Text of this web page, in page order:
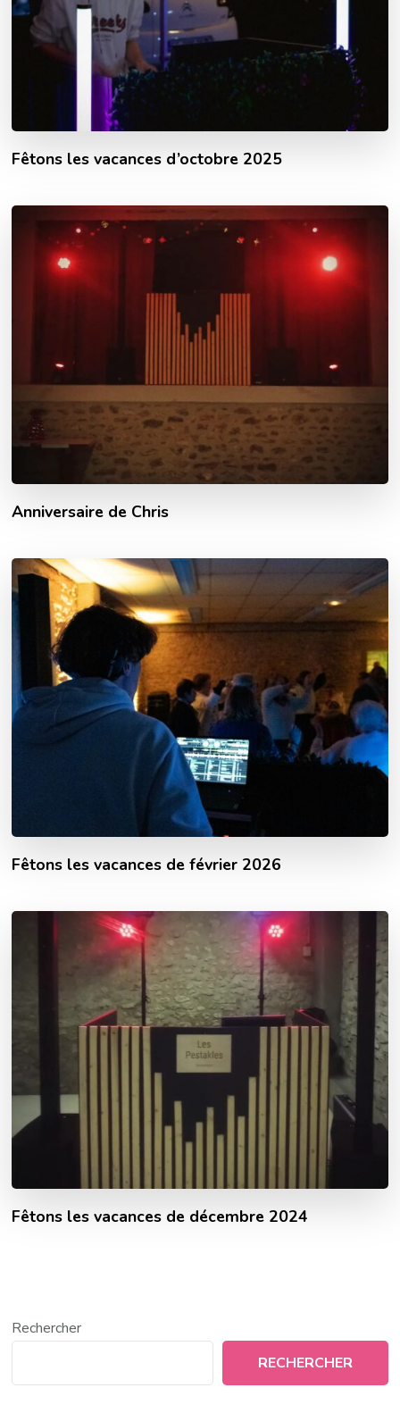
Fêtons les vacances d’octobre 2025
Anniversaire de Chris
Fêtons les vacances de février 2026
Fêtons les vacances de décembre 2024
Rechercher
RECHERCHER